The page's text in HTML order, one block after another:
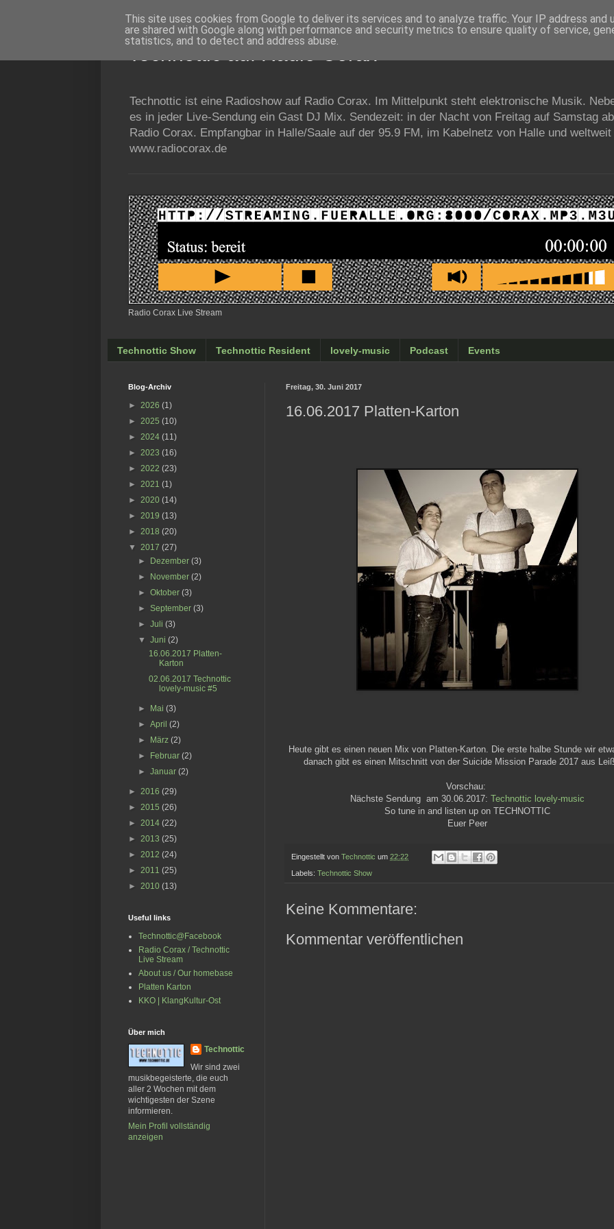
Technottic auf Radio Corax
Technottic ist eine Radioshow auf Radio Corax. Im Mittelpunkt steht elektronische Musik.
es in jeder Live-Sendung ein Gast DJ Mix. Sendezeit: in der Nacht von Freitag auf Samstag
Radio Corax. Empfangbar in Halle/Saale auf der 95.9 FM, im Kabelnetz von Halle und
www.radiocorax.de
Radio Corax Live Stream
Technottic Show Technottic Resident lovely-music Podcast Events
Freitag, 30. Juni 2017
16.06.2017 Platten-Karton
Heute gibt es einen neuen Mix von Platten-Karton. Die erste halbe Stunde wir
danach gibt es einen Mitschnitt von der Suicide Mission Parade 2017 aus
Vorschau:
Nächste Sendung am 30.06.2017: Technottic lovely-music
So tune in and listen up on TECHNOTTIC
Euer Peer
Eingestellt von Technottic um 22:22
Labels: Technottic Show
Keine Kommentare:
Kommentar veröffentlichen
Blog-Archiv
► 2026 (1)
► 2025 (10)
► 2024 (11)
► 2023 (16)
► 2022 (23)
► 2021 (1)
► 2020 (14)
► 2019 (13)
► 2018 (20)
▼ 2017 (27)
►
Dezember(3)
►
November(2)
►Oktober(3)
►September(3)
►Juli(3)
▼Juni(2)
16.06.2017 Platten-
Karton
02.06.2017 Technottic
lovely-music #5
► Mai(3)
►April(2)
►
März(2)
►
Februar(2)
►Januar(2)
► 2016 (29)
► 2015 (26)
► 2014 (22)
► 2013 (25)
► 2012 (24)
► 2011 (25)
► 2010 (13)
Useful links
Technottic@Facebook
Radio Corax / Technottic
Live Stream
About us / Our homebase
Platten Karton
KKO | KlangKultur-Ost
Über mich
Technottic
Wir sind zwei
musikbegeisterte, die euch
aller 2 Wochen mit dem
wichtigesten der Szene
informieren.
Mein Profil vollständig
anzeigen
This site uses cookies from Google to deliver its services and to analyze traffic. Your IP address and
are shared with Google along with performance and security metrics to ensure quality of service,
statistics, and to detect and address abuse.